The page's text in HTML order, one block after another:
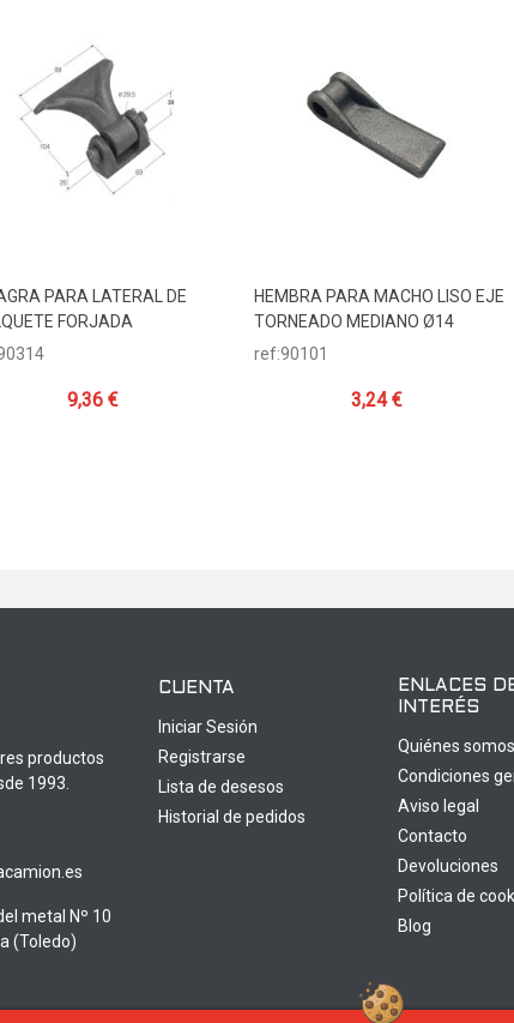
Añadir Al Carrito
PARA LATERAL DE
FORJADA
9,36 €
Añadir Al Carrito
HEMBRA PARA MACHO LISO EJE
TORNEADO MEDIANO Ø14
ref:90101
3,24 €
productos
1993.
metal Nº 10
(Toledo)
CUENTA
Iniciar Sesión
Registrarse
Lista de desesos
Historial de pedidos
ENLACES
INTERÉS
Quiénes somos
Condiciones
Aviso legal
Contacto
Devoluciones
Política de
Blog